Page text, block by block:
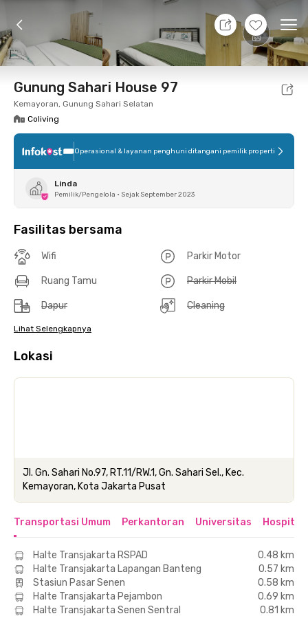
+7
11 Agt 26 - Belum tahu
Foto Fasilitas bersama Lokasi Kamar
Gunung Sahari House 97
Kemayoran, Gunung Sahari Selatan
Coliving
Operasional & layanan penghuni ditangani pemilik properti
Linda
Pemilik/Pengelola • Sejak September 2023
Fasilitas bersama
Wifi Parkir Motor
Ruang Tamu Parkir Mobil
Dapur Cleaning
Lihat Selengkapnya
Lokasi
Jl. Gn. Sahari No.97, RT.11/RW.1, Gn. Sahari Sel., Kec.
Kemayoran, Kota Jakarta Pusat
Transportasi Umum Perkantoran Universitas Hospital
Halte Transjakarta RSPAD
0.48 km
Halte Transjakarta Lapangan Banteng
0.57 km
Stasiun Pasar Senen
0.58 km
Halte Transjakarta Pejambon
0.69 km
Halte Transjakarta Senen Sentral
0.81 km